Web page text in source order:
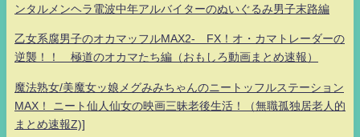
ンタルメンヘラ電波中年アルバイターのぬいぐるみ男子末路編
乙女系腐男子のオカマッフルMAX2- FX！オ・カマトレーダーの
逆襲！！ 極道のオカマたち編（おもしろ動画まとめ速報）
魔法熟女/美魔女ッ娘メグみみちゃんのニートッフルステーション
MAX！ ニート仙人仙女の映画三昧老後生活！（無職孤独居老人的
まとめ速報Z)]